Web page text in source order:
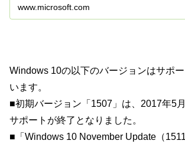
www.microsoft.com
Windows 10の以下のバージョンはサポ
います。
■初期バージョン「1507」は、2017年5
サポートが終了となりました。
■「Windows 10 November Update（